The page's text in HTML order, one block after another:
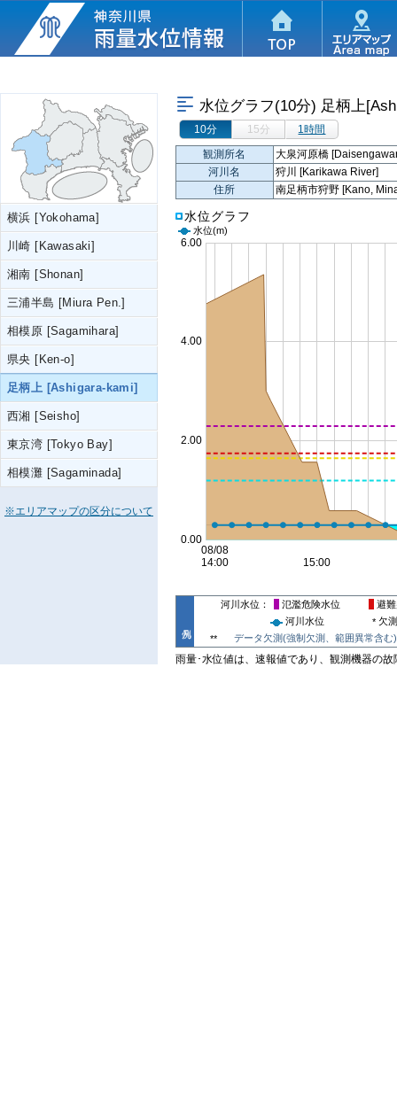
横浜 [Yokohama]
川崎 [Kawasaki]
湘南 [Shonan]
三浦半島 [Miura Pen.]
相模原 [Sagamihara]
県央 [Ken-o]
足柄上 [Ashigara-kami]
西湘 [Seisho]
東京湾 [Tokyo Bay]
相模灘 [Sagaminada]
※エリアマップの区分について
水位グラフ(10分) 足柄上
10分 15分
1時間
観測所名
大泉河原橋
河川名
狩川 [Karikawa River]
住所
南足柄市狩野 [Kano,
水位グラフ
水位(m)
河川水位 氾濫危険水位
避
河川水位
* 欠測
**
データ欠測(強制欠測、範囲異常含む)
雨量･水位値は、速報値であり、観測機器の